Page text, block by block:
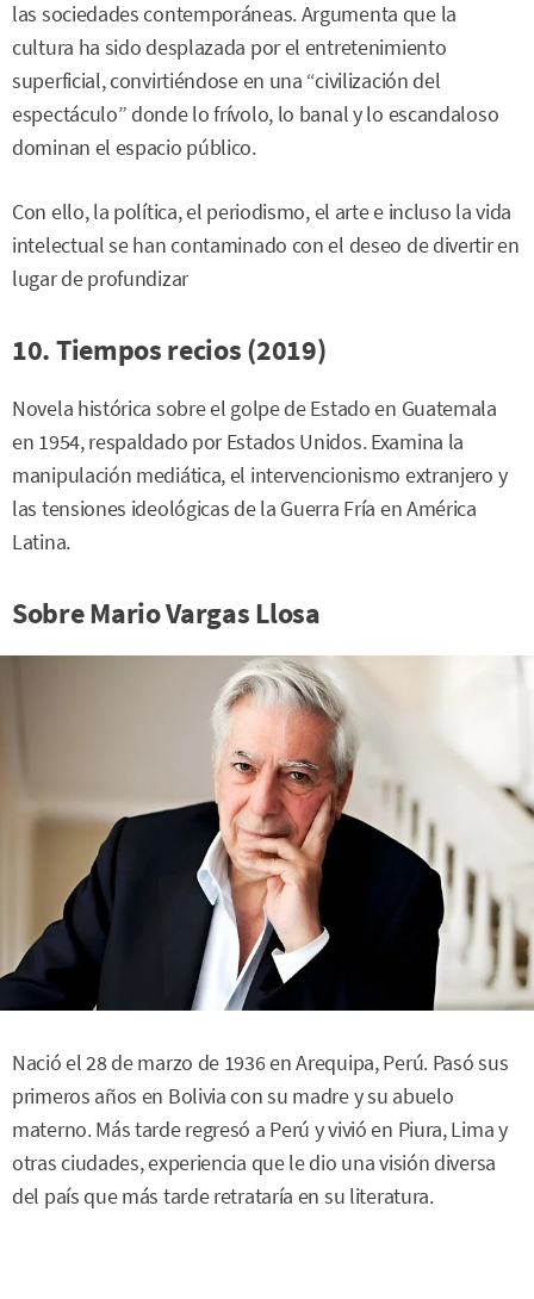
las sociedades contemporáneas. Argumenta que la
cultura ha sido desplazada por el entretenimiento
superficial, convirtiéndose en una “civilización del
espectáculo” donde lo frívolo, lo banal y lo escandaloso
dominan el espacio público.
Con ello, la política, el periodismo, el arte e incluso la vida
intelectual se han contaminado con el deseo de divertir en
lugar de profundizar
10. Tiempos recios (2019)
Novela histórica sobre el golpe de Estado en Guatemala
en 1954, respaldado por Estados Unidos. Examina la
manipulación mediática, el intervencionismo extranjero y
las tensiones ideológicas de la Guerra Fría en América
Latina.
Sobre Mario Vargas Llosa
Nació el 28 de marzo de 1936 en Arequipa, Perú. Pasó sus
primeros años en Bolivia con su madre y su abuelo
materno. Más tarde regresó a Perú y vivió en Piura, Lima y
otras ciudades, experiencia que le dio una visión diversa
del país que más tarde retrataría en su literatura.